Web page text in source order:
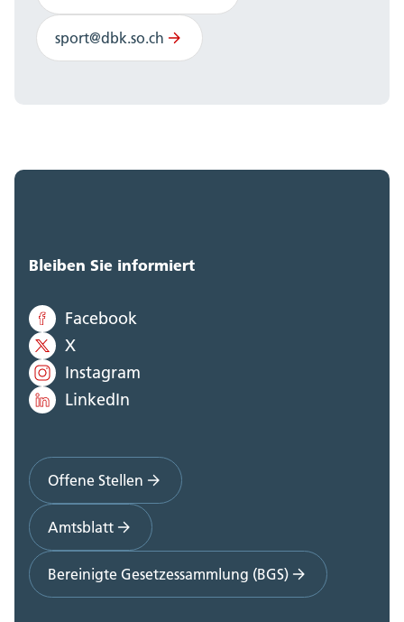
sport@dbk.so.ch
Bleiben Sie informiert
Facebook
X
Instagram
LinkedIn
Offene Stellen
Amtsblatt
Bereinigte Gesetzessammlung (BGS)